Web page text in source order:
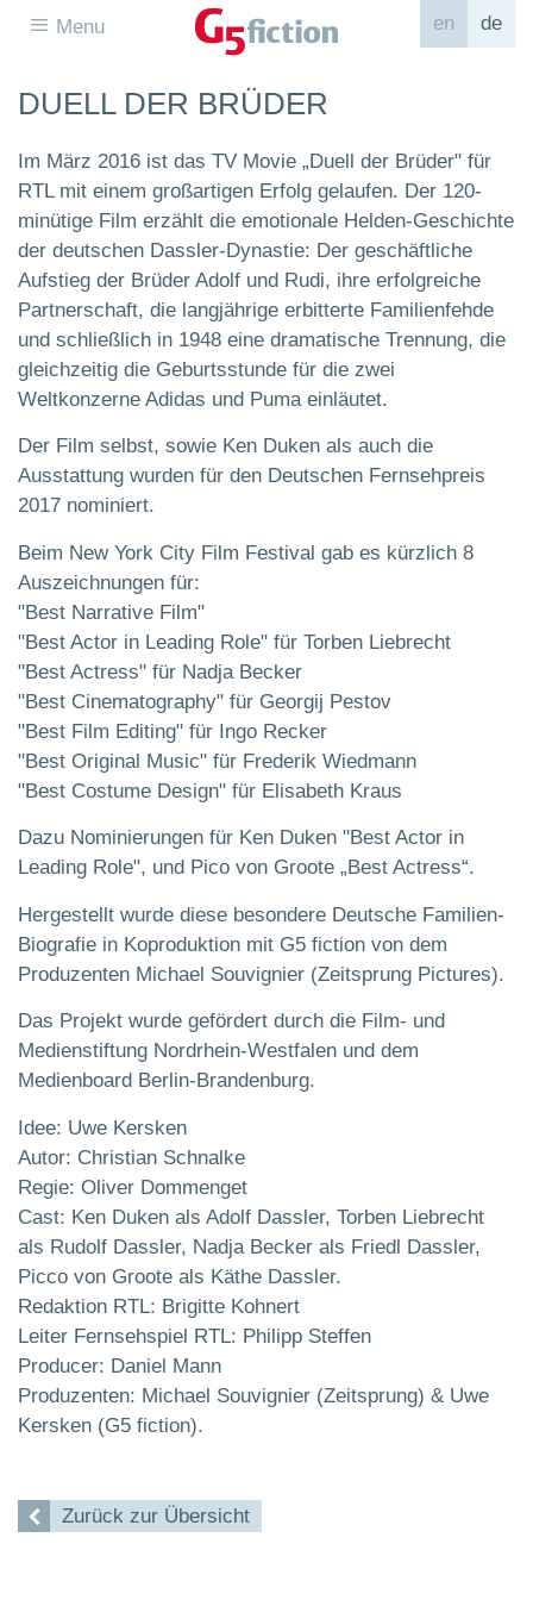
en de
Menu
DUELL DER BRÜDER
Im März 2016 ist das TV Movie „Duell der Brüder" für
RTL mit einem großartigen Erfolg gelaufen. Der 120-
minütige Film erzählt die emotionale Helden-Geschichte
der deutschen Dassler-Dynastie: Der geschäftliche
Aufstieg der Brüder Adolf und Rudi, ihre erfolgreiche
Partnerschaft, die langjährige erbitterte Familienfehde
und schließlich in 1948 eine dramatische Trennung, die
gleichzeitig die Geburtsstunde für die zwei
Weltkonzerne Adidas und Puma einläutet.
Der Film selbst, sowie Ken Duken als auch die
Ausstattung wurden für den Deutschen Fernsehpreis
2017 nominiert.
Beim New York City Film Festival gab es kürzlich 8
Auszeichnungen für:
"Best Narrative Film"
"Best Actor in Leading Role" für Torben Liebrecht
"Best Actress" für Nadja Becker
"Best Cinematography" für Georgij Pestov
"Best Film Editing" für Ingo Recker
"Best Original Music" für Frederik Wiedmann
"Best Costume Design" für Elisabeth Kraus
Dazu Nominierungen für Ken Duken "Best Actor in
Leading Role", und Pico von Groote „Best Actress“.
Hergestellt wurde diese besondere Deutsche Familien-
Biografie in Koproduktion mit G5 fiction von dem
Produzenten Michael Souvignier (Zeitsprung Pictures).
Das Projekt wurde gefördert durch die Film- und
Medienstiftung Nordrhein-Westfalen und dem
Medienboard Berlin-Brandenburg.
Idee: Uwe Kersken
Autor: Christian Schnalke
Regie: Oliver Dommenget
Cast: Ken Duken als Adolf Dassler, Torben Liebrecht
als Rudolf Dassler, Nadja Becker als Friedl Dassler,
Picco von Groote als Käthe Dassler.
Redaktion RTL: Brigitte Kohnert
Leiter Fernsehspiel RTL: Philipp Steffen
Producer: Daniel Mann
Produzenten: Michael Souvignier (Zeitsprung) & Uwe
Kersken (G5 fiction).
Zurück zur Übersicht